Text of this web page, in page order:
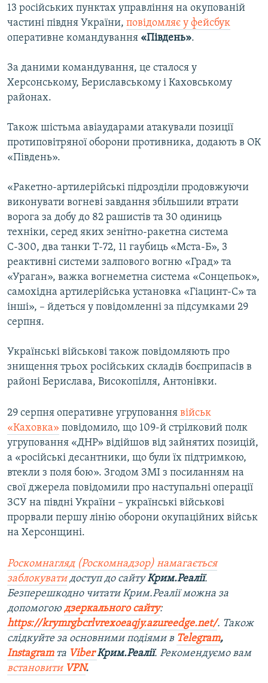
13 російських пунктах управління на окупованій
частині півдня України, повідомляє у фейсбук
оперативне командування «Південь».
За даними командування, це сталося у
Херсонському, Бериславському і Каховському
районах.
Також шістьма авіаударами атакували позиції
протиповітряної оборони противника, додають в ОК
«Південь».
«Ракетно-артилерійські підрозділи продовжуючи
виконувати вогневі завдання збільшили втрати
ворога за добу до 82 рашистів та 30 одиниць
техніки, серед яких зенітно-ракетна система
С-300, два танки Т-72, 11 гаубиць «Мста-Б», 3
реактивні системи залпового вогню «Град» та
«Ураган», важка вогнеметна система «Сонцепьок»,
самохідна артилерійська установка «Гіацинт-С» та
інші», – йдеться у повідомленні за підсумками 29
серпня.
Українські військові також повідомляють про
знищення трьох російських складів боєприпасів в
районі Берислава, Високопілля, Антонівки.
29 серпня оперативне угруповання військ
«Каховка» повідомило, що 109-й стрілковий полк
угруповання «ДНР» відійшов від зайнятих позицій,
а «російські десантники, що були їх підтримкою,
втекли з поля бою». Згодом ЗМІ з посиланням на
свої джерела повідомили про наступальні операції
ЗСУ на півдні України – українські військові
прорвали першу лінію оборони окупаційних військ
на Херсонщині.
Роскомнагляд (Роскомнадзор) намагається
заблокуватидоступ до сайтуКрим.Реалії.
Безперешкодно читати Крим.Реалії можна за
допомогою дзеркального сайту:
https://krymrgbcrlvrexoeaqjy.azureedge.net/. Також
слідкуйте за основними подіями в Telegram,
Instagramта ViberКрим.Реалії. Рекомендуємо вам
встановити VPN.